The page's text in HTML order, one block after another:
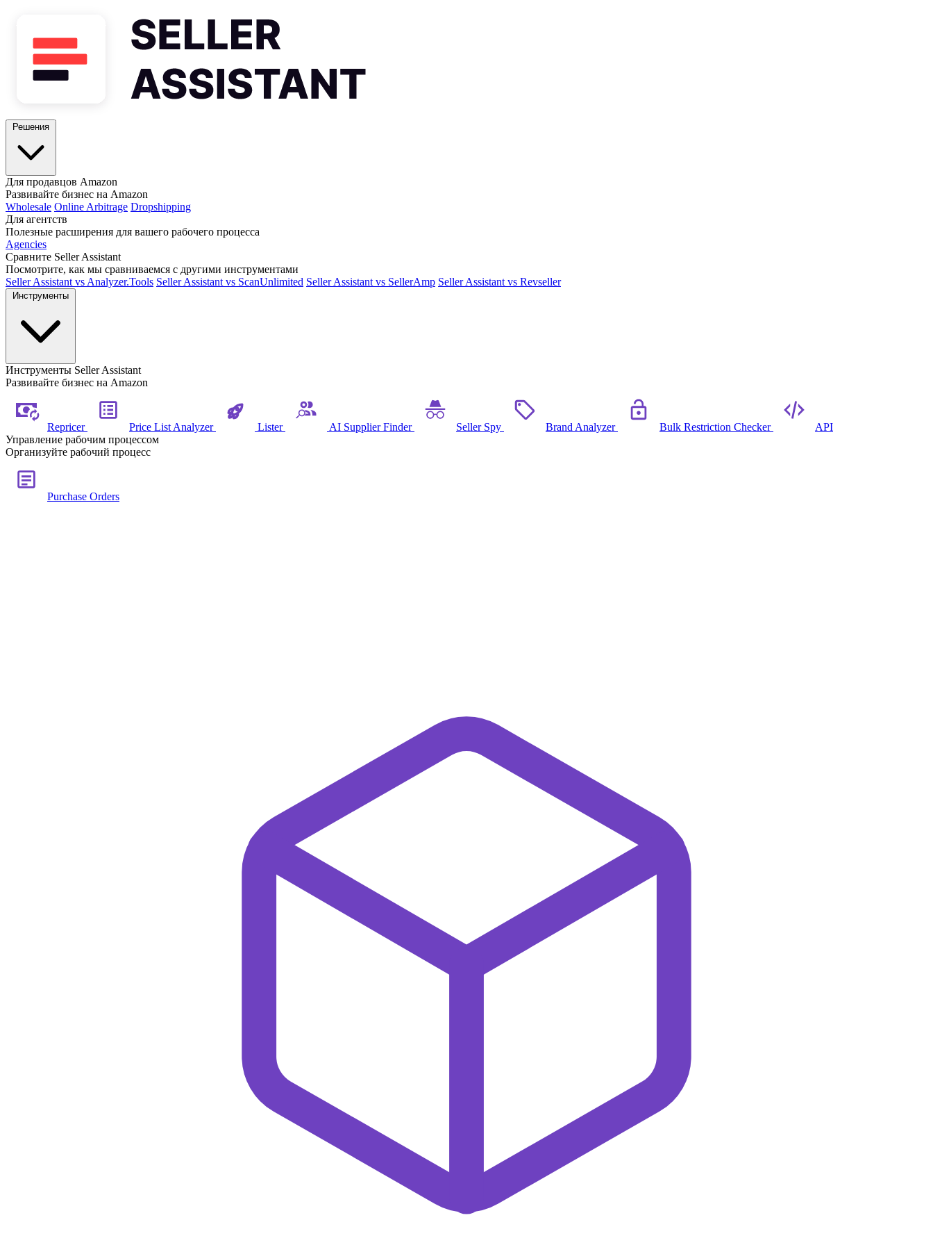
Для продавцов Amazon
Развивайте бизнес на Amazon
Wholesale Online Arbitrage Dropshipping
Для агентств
Полезные расширения для вашего рабочего процесса
Agencies
Сравните Seller Assistant
Посмотрите, как мы сравниваемся с другими инструментами
Seller Assistant vs Analyzer.Tools Seller Assistant vs ScanUnlimited Seller Assistant vs SellerAmp Seller Assistant vs Revseller
Инструменты Seller Assistant
Развивайте бизнес на Amazon
Repricer Price List Analyzer Lister AI Supplier Finder Seller Spy Brand Analyzer Bulk Restriction Checker
API
Управление рабочим процессом
Организуйте рабочий процесс
Purchase Orders